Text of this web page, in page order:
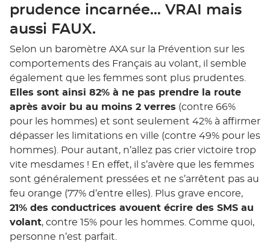
prudence incarnée… VRAI mais
aussi FAUX.
Selon un baromètre AXA sur la Prévention sur les
comportements des Français au volant, il semble
également que les femmes sont plus prudentes.
Elles sont ainsi 82% à ne pas prendre la route
après avoir bu au moins 2 verres (contre 66%
pour les hommes) et sont seulement 42% à affirmer
dépasser les limitations en ville (contre 49% pour les
hommes). Pour autant, n’allez pas crier victoire trop
vite mesdames ! En effet, il s’avère que les femmes
sont généralement pressées et ne s’arrêtent pas au
feu orange (77% d’entre elles). Plus grave encore,
21% des conductrices avouent écrire des SMS au
volant, contre 15% pour les hommes. Comme quoi,
personne n’est parfait.